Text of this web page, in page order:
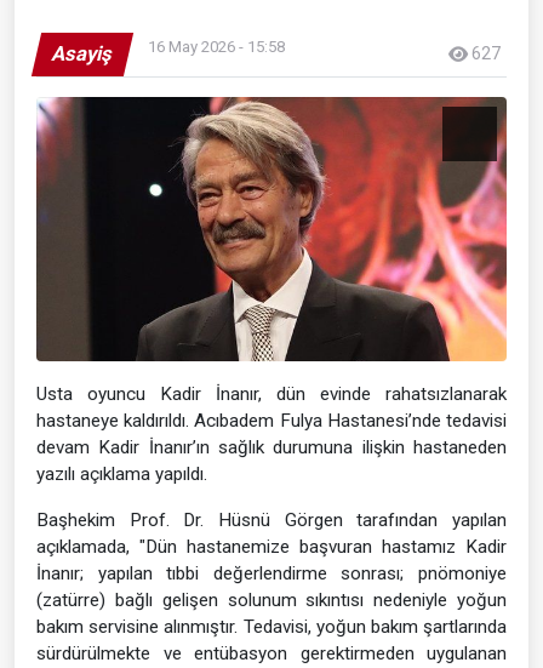
Asayiş 16 May 2026 - 15:58 627
Usta oyuncu Kadir İnanır, dün evinde rahatsızlanarak
hastaneye kaldırıldı. Acıbadem Fulya Hastanesi’nde tedavisi
devam Kadir İnanır’ın sağlık durumuna ilişkin hastaneden
yazılı açıklama yapıldı.
Başhekim Prof. Dr. Hüsnü Görgen tarafından yapılan
açıklamada, "Dün hastanemize başvuran hastamız Kadir
İnanır; yapılan tıbbi değerlendirme sonrası; pnömoniye
(zatürre) bağlı gelişen solunum sıkıntısı nedeniyle yoğun
bakım servisine alınmıştır. Tedavisi, yoğun bakım şartlarında
sürdürülmekte ve entübasyon gerektirmeden uygulanan